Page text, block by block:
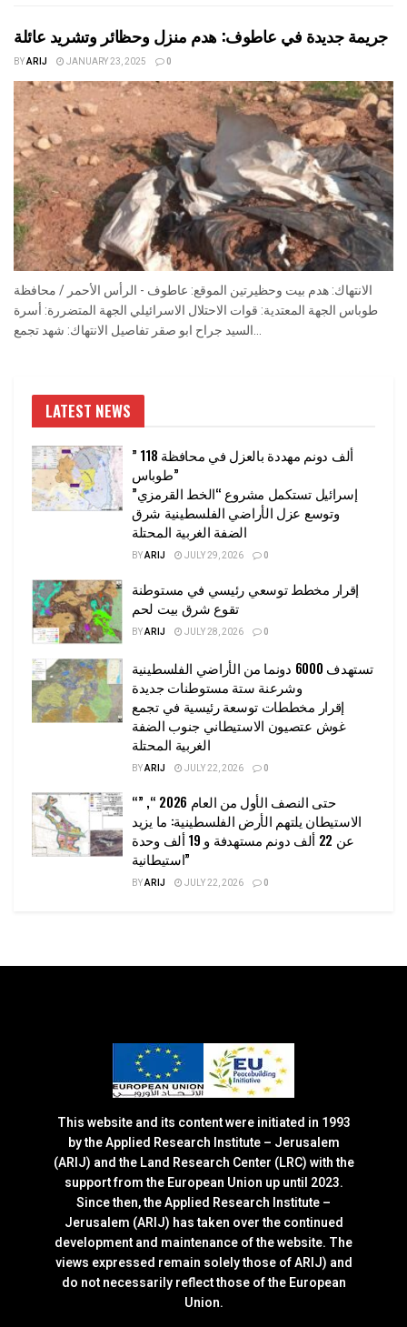
جريمة جديدة في عاطوف: هدم منزل وحظائر وتشريد عائلة
BYARIJ JANUARY 23, 2025 0
الانتهاك: هدم بيت وحظيرتين الموقع: عاطوف - الرأس الأحمر / محافظة
طوباس الجهة المعتدية: قوات الاحتلال الاسرائيلي الجهة المتضررة: أسرة
السيد جراح ابو صقر تفاصيل الانتهاك: شهد تجمع...
LATEST NEWS
” 118 ألف دونم مهددة بالعزل في محافظة
طوباس”
إسرائيل تستكمل مشروع “الخط القرمزي”
وتوسع عزل الأراضي الفلسطينية شرق
الضفة الغربية المحتلة
BYARIJ JULY 29, 2026 0
إقرار مخطط توسعي رئيسي في مستوطنة
تقوع شرق بيت لحم
BYARIJ JULY 28, 2026 0
تستهدف 6000 دونما من الأراضي الفلسطينية
وشرعنة ستة مستوطنات جديدة
إقرار مخططات توسعة رئيسية في تجمع
غوش عتصيون الاستيطاني جنوب الضفة
الغربية المحتلة
BYARIJ JULY 22, 2026 0
“حتى النصف الأول من العام 2026 “, ”
الاستيطان يلتهم الأرض الفلسطينية: ما يزيد
عن 22 ألف دونم مستهدفة و 19 ألف وحدة
استيطانية”
BYARIJ JULY 22, 2026 0
This website and its content were initiated in 1993
by the Applied Research Institute – Jerusalem
(ARIJ) and the Land Research Center (LRC) with the
support from the European Union up until 2023.
Since then, the Applied Research Institute –
Jerusalem (ARIJ) has taken over the continued
development and maintenance of the website. The
views expressed remain solely those of ARIJ) and
do not necessarily reflect those of the European
Union.